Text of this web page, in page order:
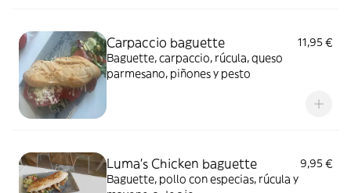
Carpaccio baguette
11,95 €
Baguette, carpaccio, rúcula, queso
parmesano, piñones y pesto
Luma's Chicken baguette
9,95 €
Baguette, pollo con especias, rúcula y